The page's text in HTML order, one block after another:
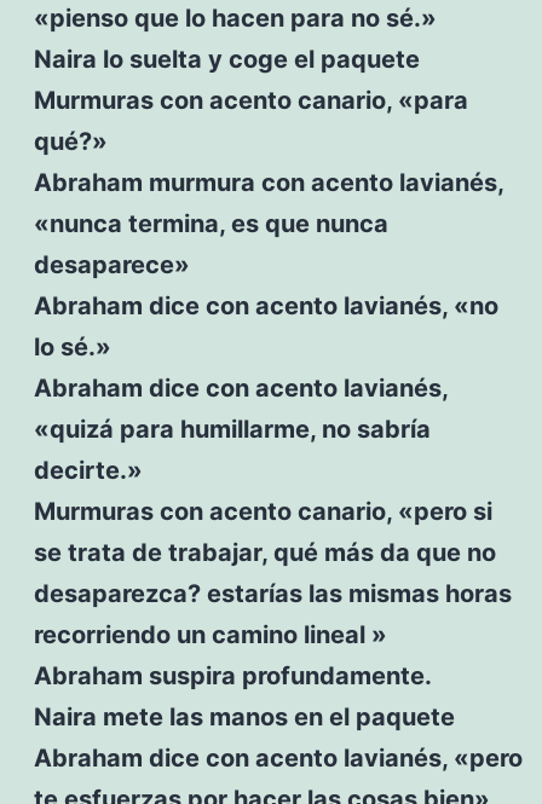
«pienso que lo hacen para no sé.»
Naira lo suelta y coge el paquete
Murmuras con acento canario, «para
qué?»
Abraham murmura con acento lavianés,
«nunca termina, es que nunca
desaparece»
Abraham dice con acento lavianés, «no
lo sé.»
Abraham dice con acento lavianés,
«quizá para humillarme, no sabría
decirte.»
Murmuras con acento canario, «pero si
se trata de trabajar, qué más da que no
desaparezca? estarías las mismas horas
recorriendo un camino lineal »
Abraham suspira profundamente.
Naira mete las manos en el paquete
Abraham dice con acento lavianés, «pero